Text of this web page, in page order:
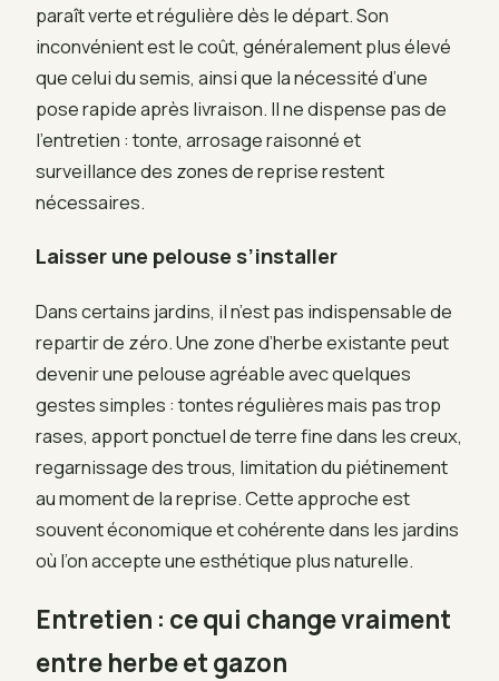
paraît verte et régulière dès le départ. Son
inconvénient est le coût, généralement plus élevé
que celui du semis, ainsi que la nécessité d’une
pose rapide après livraison. Il ne dispense pas de
l’entretien : tonte, arrosage raisonné et
surveillance des zones de reprise restent
nécessaires.
Laisser une pelouse s’installer
Dans certains jardins, il n’est pas indispensable de
repartir de zéro. Une zone d’herbe existante peut
devenir une pelouse agréable avec quelques
gestes simples : tontes régulières mais pas trop
rases, apport ponctuel de terre fine dans les creux,
regarnissage des trous, limitation du piétinement
au moment de la reprise. Cette approche est
souvent économique et cohérente dans les jardins
où l’on accepte une esthétique plus naturelle.
Entretien : ce qui change vraiment
entre herbe et gazon